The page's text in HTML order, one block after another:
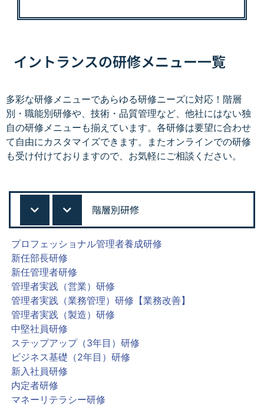
イントランスの研修メニュー一覧
多彩な研修メニューであらゆる研修ニーズに対応！階層
別・職能別研修や、技術・品質管理など、他社にはない独
自の研修メニューも揃えています。各研修は要望に合わせ
て自由にカスタマイズできます。またオンラインでの研修
も受け付けておりますので、お気軽にご相談ください。
階層別研修
プロフェッショナル管理者養成研修
新任部長研修
新任管理者研修
管理者実践（営業）研修
管理者実践（業務管理）研修【業務改善】
管理者実践（製造）研修
中堅社員研修
ステップアップ（3年目）研修
ビジネス基礎（2年目）研修
新入社員研修
内定者研修
マネーリテラシー研修